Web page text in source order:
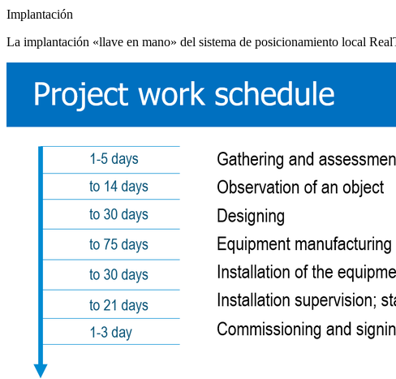
Implantación
La implantación «llave en mano» del sistema de posicionamiento local